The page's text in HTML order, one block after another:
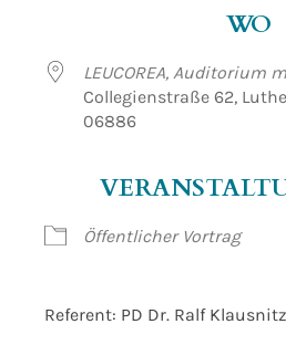
WO
LEUCOREA, Auditorium
Collegienstraße 62,
06886
Öffentlicher Vortrag
Referent: PD Dr. Ralf